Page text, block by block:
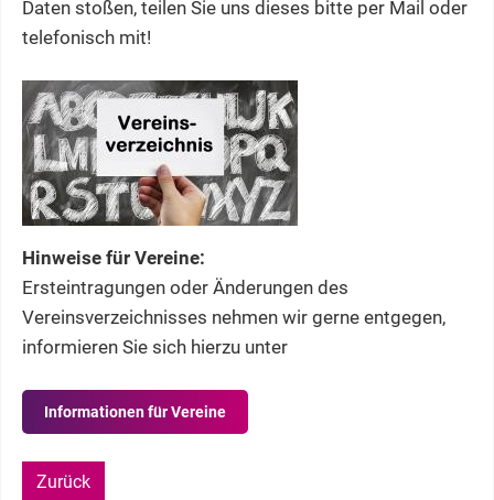
Daten stoßen, teilen Sie uns dieses bitte per Mail oder
telefonisch mit!
Hinweise für Vereine:
Ersteintragungen oder Änderungen des
Vereinsverzeichnisses nehmen wir gerne entgegen,
informieren Sie sich hierzu unter
Informationen für Vereine
Zurück